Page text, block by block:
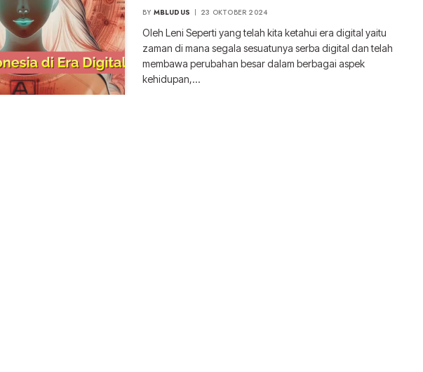
BY MBLUDUS 23 OKTOBER 2024
Oleh Leni Seperti yang telah kita ketahui era digital yaitu
zaman di mana segala sesuatunya serba digital dan telah
membawa perubahan besar dalam berbagai aspek
kehidupan,…